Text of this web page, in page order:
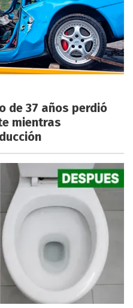
de 37 años perdió
mientras